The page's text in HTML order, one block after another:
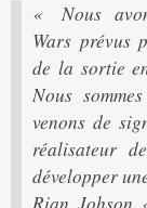
« Nous
Wars prévus
de la sortie
Nous
venons de
réalisateur
développer